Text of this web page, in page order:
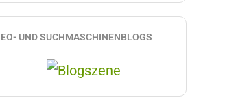
UND SUCHMASCHINENBLOGS